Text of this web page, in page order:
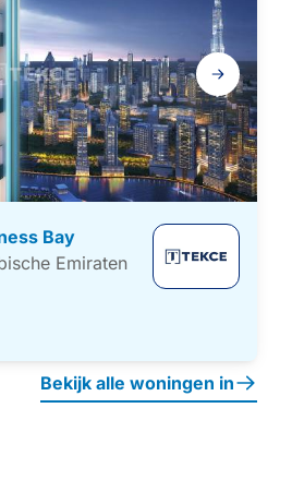
Bay
Emiraten
Bekijk alle woningen in